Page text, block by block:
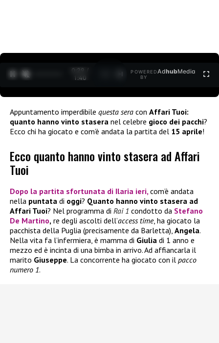
0:30 /
1:40
POWERED
BY
AdhubMedia
Appuntamento imperdibile questa sera con Affari Tuoi:
quanto hanno vinto stasera nel celebre gioco dei pacchi?
Ecco chi ha giocato e com’è andata la partita del 15 aprile!
Ecco quanto hanno vinto stasera ad Affari
Tuoi
Dopo la partita sfortunata di Ilaria ieri,com’è andata
nella puntata di oggi? Quanto hanno vinto stasera ad
Affari Tuoi? Nel programma di Rai 1 condotto da Stefano
De Martino, re degli ascolti dell’access time, ha giocato la
pacchista della Puglia (precisamente da Barletta), Angela.
Nella vita fa l’infermiera, è mamma di Giulia di 1 anno e
mezzo ed è incinta di una bimba in arrivo. Ad affiancarla il
marito Giuseppe. La concorrente ha giocato con il pacco
numero 1.